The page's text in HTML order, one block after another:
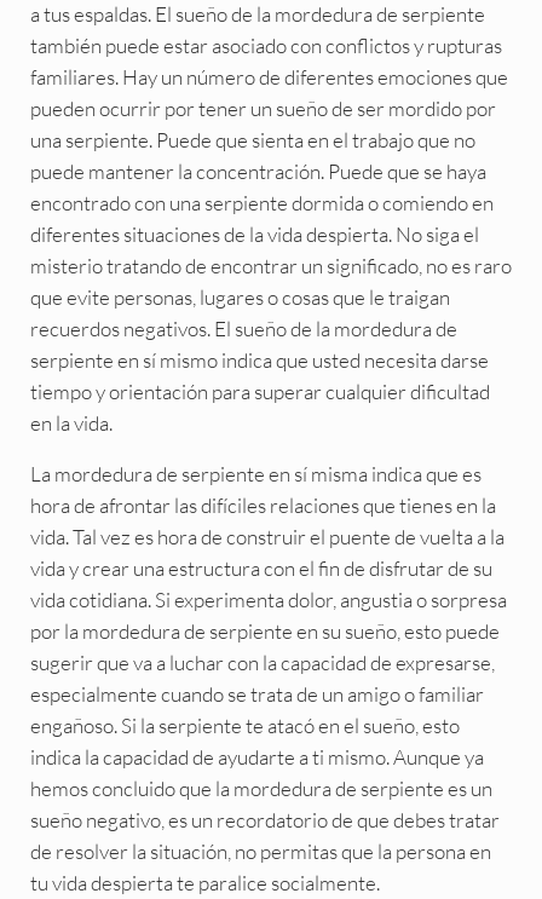
a tus espaldas. El sueño de la mordedura de serpiente
también puede estar asociado con conflictos y rupturas
familiares. Hay un número de diferentes emociones que
pueden ocurrir por tener un sueño de ser mordido por
una serpiente. Puede que sienta en el trabajo que no
puede mantener la concentración. Puede que se haya
encontrado con una serpiente dormida o comiendo en
diferentes situaciones de la vida despierta. No siga el
misterio tratando de encontrar un significado, no es raro
que evite personas, lugares o cosas que le traigan
recuerdos negativos. El sueño de la mordedura de
serpiente en sí mismo indica que usted necesita darse
tiempo y orientación para superar cualquier dificultad
en la vida.
La mordedura de serpiente en sí misma indica que es
hora de afrontar las difíciles relaciones que tienes en la
vida. Tal vez es hora de construir el puente de vuelta a la
vida y crear una estructura con el fin de disfrutar de su
vida cotidiana. Si experimenta dolor, angustia o sorpresa
por la mordedura de serpiente en su sueño, esto puede
sugerir que va a luchar con la capacidad de expresarse,
especialmente cuando se trata de un amigo o familiar
engañoso. Si la serpiente te atacó en el sueño, esto
indica la capacidad de ayudarte a ti mismo. Aunque ya
hemos concluido que la mordedura de serpiente es un
sueño negativo, es un recordatorio de que debes tratar
de resolver la situación, no permitas que la persona en
tu vida despierta te paralice socialmente.